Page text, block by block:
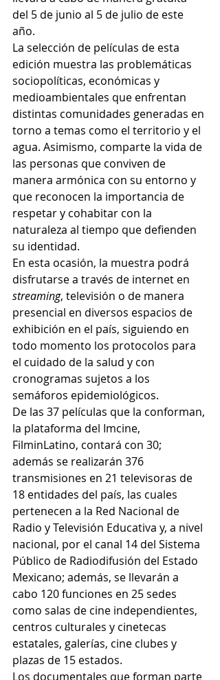
del 5 de junio al 5 de julio de este
año.
La selección de películas de esta
edición muestra las problemáticas
sociopolíticas, económicas y
medioambientales que enfrentan
distintas comunidades generadas en
torno a temas como el territorio y el
agua. Asimismo, comparte la vida de
las personas que conviven de
manera armónica con su entorno y
que reconocen la importancia de
respetar y cohabitar con la
naturaleza al tiempo que defienden
su identidad.
En esta ocasión, la muestra podrá
disfrutarse a través de internet en
streaming, televisión o de manera
presencial en diversos espacios de
exhibición en el país, siguiendo en
todo momento los protocolos para
el cuidado de la salud y con
cronogramas sujetos a los
semáforos epidemiológicos.
De las 37 películas que la conforman,
la plataforma del Imcine,
FilminLatino, contará con 30;
además se realizarán 376
transmisiones en 21 televisoras de
18 entidades del país, las cuales
pertenecen a la Red Nacional de
Radio y Televisión Educativa y, a nivel
nacional, por el canal 14 del Sistema
Público de Radiodifusión del Estado
Mexicano; además, se llevarán a
cabo 120 funciones en 25 sedes
como salas de cine independientes,
centros culturales y cinetecas
estatales, galerías, cine clubes y
plazas de 15 estados.
Los documentales que forman parte